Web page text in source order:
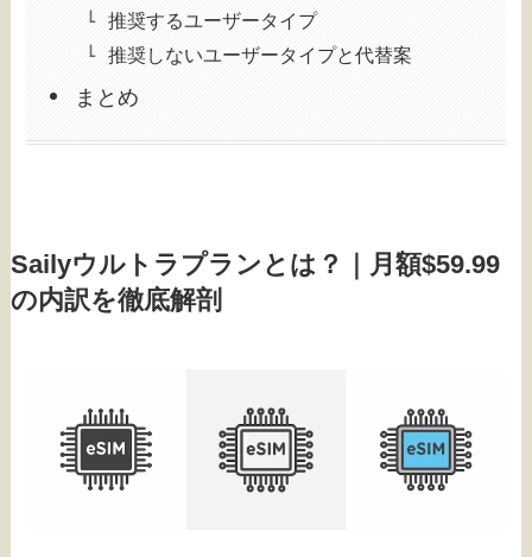
推奨するユーザータイプ
推奨しないユーザータイプと代替案
まとめ
Sailyウルトラプランとは？｜月額$59.99
の内訳を徹底解剖